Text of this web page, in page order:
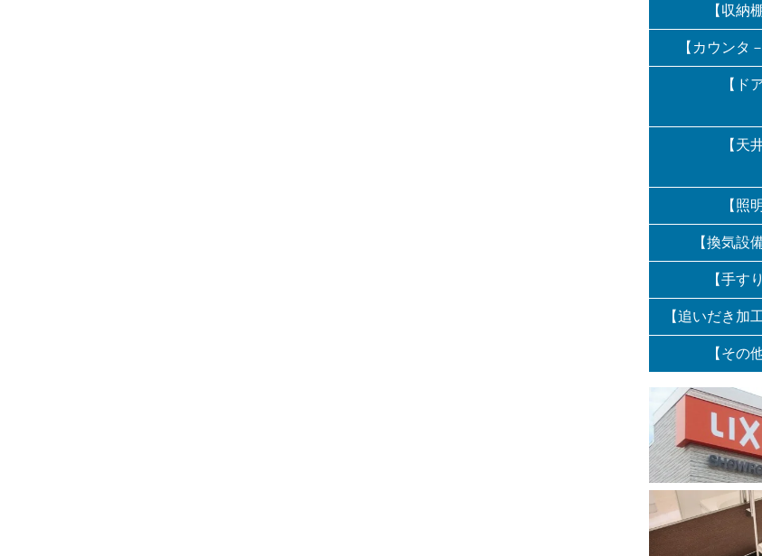
【収納
【カウンタ－
【ド
【天
【照
【換気設
【手す
【追いだき加工
【その